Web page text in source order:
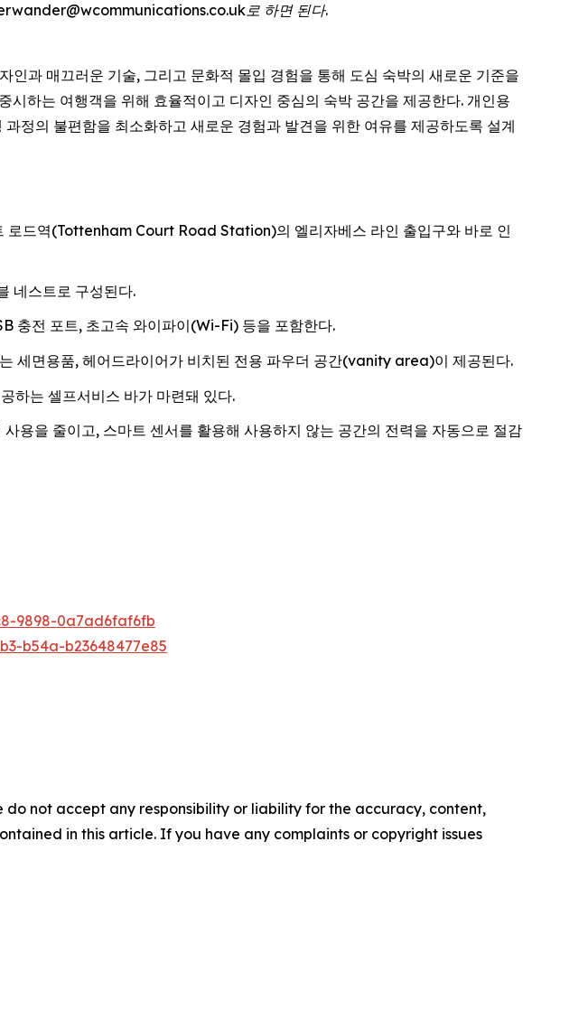
로 하면 된다.
과 매끄러운 기술, 그리고 문화적 몰입 경험을 통해 도심 숙박의 새로운 기준을
하는 여행객을 위해 효율적이고 디자인 중심의 숙박 공간을 제공한다. 개인용
정의 불편함을 최소화하고 새로운 경험과 발견을 위한 여유를 제공하도록 설계
드역(Tottenham Court Road Station)의 엘리자베스 라인 출입구와 바로 인
네스트로 구성된다.
충전 포트, 초고속 와이파이(Wi-Fi) 등을 포함한다.
세면용품, 헤어드라이어가 비치된 전용 파우더 공간(vanity area)이 제공된다.
하는 셀프서비스 바가 마련돼 있다.
용을 줄이고, 스마트 센서를 활용해 사용하지 않는 공간의 전력을 자동으로 절감
9898-0a7ad6faf6fb
b54a-b23648477e85
not accept any responsibility or liability for the accuracy, content,
in this article. If you have any complaints or copyright issues